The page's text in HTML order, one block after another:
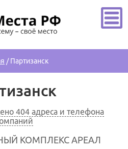
/Партизанск
404 адреса и телефона
КОМПЛЕКС АРЕАЛ